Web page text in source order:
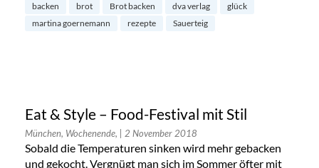
backen brot Brot backen dva verlag
glück
martina goernemann
rezepte Sauerteig
Eat & Style – Food-Festival mit Stil
München, Wochenende, | 2 November 2018
Sobald die Temperaturen sinken wird mehr gebacken
und gekocht. Vergnügt man sich im Sommer öfter mit